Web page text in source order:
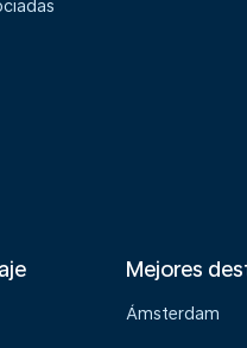
Mejores
Ámsterdam